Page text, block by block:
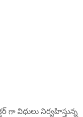
విధులు నిర్వహిస్తున్న